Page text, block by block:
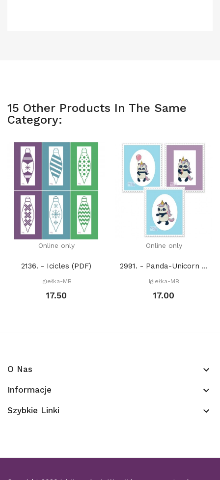
15 Other Products In The Same
Category:
Online only
2136. - Icicles (PDF)
Igiełka-MB
17.50
Online only
2991. - Panda-Unicorn Mash Up (PDF)
Igiełka-MB
17.00
O Nas keyboard_arrow_down
Informacje keyboard_arrow_down
Szybkie Linki keyboard_arrow_down